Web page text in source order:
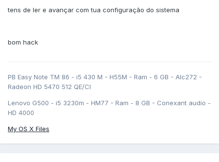
tens de ler e avançar com tua configuração do sistema
bom hack
PB Easy Note TM 86 - i5 430 M - H55M - Ram - 6 GB - Alc272 -
Radeon HD 5470 512 QE/CI
Lenovo G500 - i5 3230m - HM77 - Ram - 8 GB - Conexant audio -
HD 4000
My OS X Files